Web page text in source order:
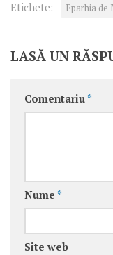
Etichete: Eparhia de
LASĂ UN
Comentariu *
Nume *
Site web